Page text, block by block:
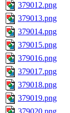
379012.png
379013.png
379014.png
379015.png
379016.png
379017.png
379018.png
379019.png